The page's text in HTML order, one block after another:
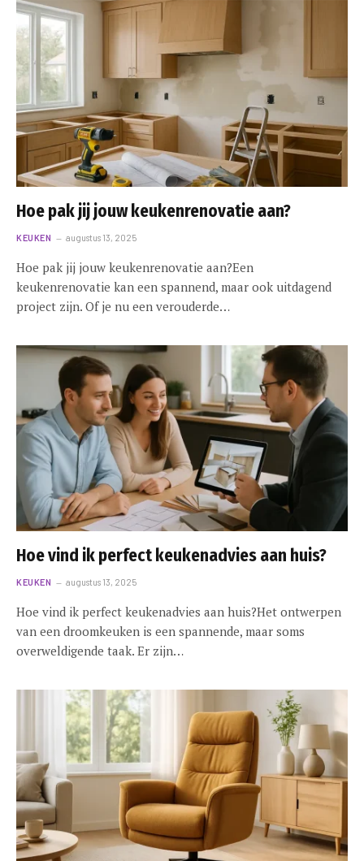
Hoe pak jij jouw keukenrenovatie aan?
KEUKEN augustus 13, 2025
Hoe pak jij jouw keukenrenovatie aan?Een
keukenrenovatie kan een spannend, maar ook uitdagend
project zijn. Of je nu een verouderde…
Hoe vind ik perfect keukenadvies aan huis?
KEUKEN augustus 13, 2025
Hoe vind ik perfect keukenadvies aan huis?Het ontwerpen
van een droomkeuken is een spannende, maar soms
overweldigende taak. Er zijn…